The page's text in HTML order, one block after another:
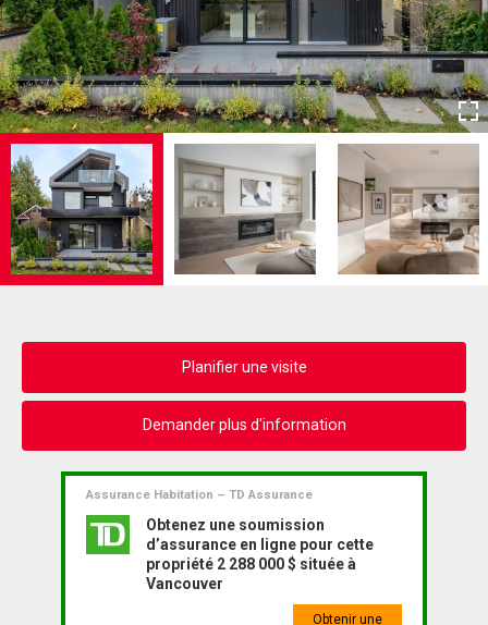
Planifier une visite
Demander plus d'information
Assurance Habitation – TD Assurance
Obtenez une soumission
d’assurance en ligne pour cette
propriété 2 288 000 $ située à
Vancouver
Obtenir une